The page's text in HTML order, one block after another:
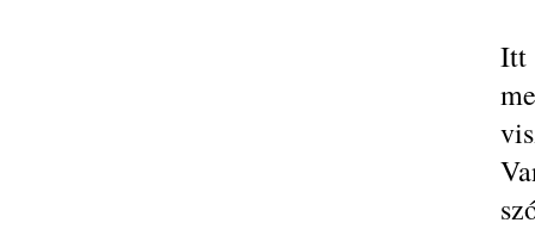
Itt